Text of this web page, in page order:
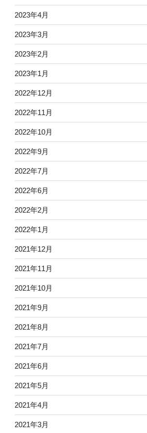
2023年4月
2023年3月
2023年2月
2023年1月
2022年12月
2022年11月
2022年10月
2022年9月
2022年7月
2022年6月
2022年2月
2022年1月
2021年12月
2021年11月
2021年10月
2021年9月
2021年8月
2021年7月
2021年6月
2021年5月
2021年4月
2021年3月